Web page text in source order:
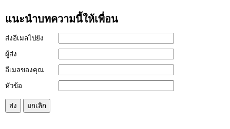
แนะนำบทความนี้ให้เพื่อน
ส่งอีเมลไปยัง
ผู้ส่ง
อีเมลของคุณ
หัวข้อ
ส่ง ยกเลิก